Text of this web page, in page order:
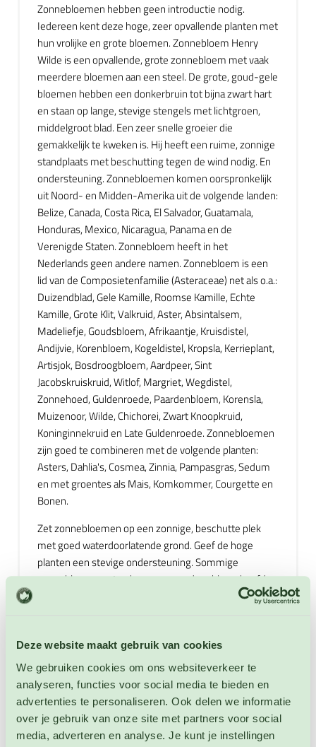
Deze website maakt gebruik van cookies
We gebruiken cookies om ons websiteverkeer te
analyseren, functies voor social media te bieden en
advertenties te personaliseren. Ook delen we informatie
over je gebruik van onze site met partners voor social
media, adverteren en analyse. Je kunt je instellingen
Zonnebloemen hebben geen introductie nodig.
Iedereen kent deze hoge, zeer opvallende planten met
hun vrolijke en grote bloemen. Zonnebloem Henry
Wilde is een opvallende, grote zonnebloem met vaak
meerdere bloemen aan een steel. De grote, goud-gele
bloemen hebben een donkerbruin tot bijna zwart hart
en staan op lange, stevige stengels met lichtgroen,
middelgroot blad. Een zeer snelle groeier die
gemakkelijk te kweken is. Hij heeft een ruime, zonnige
standplaats met beschutting tegen de wind nodig. En
ondersteuning. Zonnebloemen komen oorspronkelijk
uit Noord- en Midden-Amerika uit de volgende landen:
Belize, Canada, Costa Rica, El Salvador, Guatamala,
Honduras, Mexico, Nicaragua, Panama en de
Verenigde Staten. Zonnebloem heeft in het
Nederlands geen andere namen. Zonnebloem is een
lid van de Composietenfamilie (Asteraceae) net als o.a.:
Duizendblad, Gele Kamille, Roomse Kamille, Echte
Kamille, Grote Klit, Valkruid, Aster, Absintalsem,
Madeliefje, Goudsbloem, Afrikaantje, Kruisdistel,
Andijvie, Korenbloem, Kogeldistel, Kropsla, Kerrieplant,
Artisjok, Bosdroogbloem, Aardpeer, Sint
Jacobskruiskruid, Witlof, Margriet, Wegdistel,
Zonnehoed, Guldenroede, Paardenbloem, Korensla,
Muizenoor, Wilde, Chichorei, Zwart Knoopkruid,
Koninginnekruid en Late Guldenroede. Zonnebloemen
zijn goed te combineren met de volgende planten:
Asters, Dahlia's, Cosmea, Zinnia, Pampasgras, Sedum
en met groentes als Mais, Komkommer, Courgette en
Bonen.
Zet zonnebloemen op een zonnige, beschutte plek
met goed waterdoorlatende grond. Geef de hoge
planten een stevige ondersteuning. Sommige
zonnebloemsoorten kunnen meerdere bloemhoofden
per steel hebben. De zonnebloem staat erom bekend
eens toe als eetbare en kleurrijke versiering aan
salades of andere gerechten. Ook de ongeopende
bloemknoppen van de zonnebloem kunnen worden
gegeten. Gebruik ze als vervanging van de Artisjok. Ook
de zaden van zonnebloem zijn eetbaar en kunnen
worden gebruikt in allerlei gerechten of als gezonde